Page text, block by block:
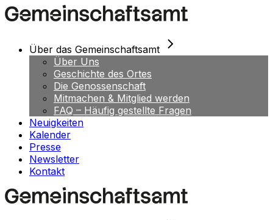
Skip
to
contentÜber das Gemeinschaftsamt
Über Uns
Geschichte des Ortes
Die Genossenschaft
Mitmachen & Mitglied werden
FAQ – Häufig gestellte Fragen
Neuigkeiten
Kalender
Presse
Newsletter
Kontakt